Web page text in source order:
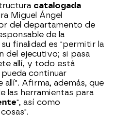
catalogada
Miguel Ángel
del departamento de
de la
finalidad es "permitir la
del ejecutivo; si pasa
allí, y todo está
continuar
Afirma, además, que
las herramientas para
", así como